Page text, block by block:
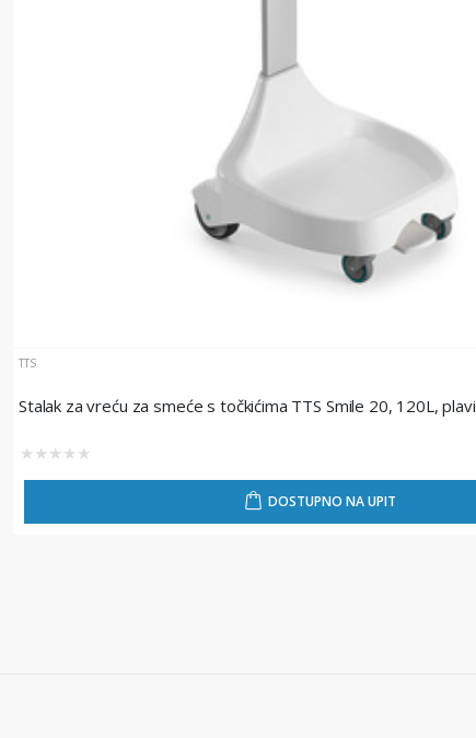
TTS
Stalak za vreću za smeće s točkićima TTS Smile 20, 120L, plavi
★ ★ ★ ★ ★
DOSTUPNO NA UPIT